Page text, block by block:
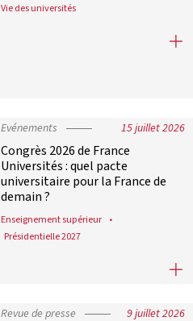
Vie des universités
Revue de presse : vendredi 17
Evénements 15 juillet 2026
Congrès 2026 de France
Universités : quel pacte
universitaire pour la France de
demain ?
Enseignement supérieur
Présidentielle 2027
Congrès 2026 de France
Revue de presse 9 juillet 2026